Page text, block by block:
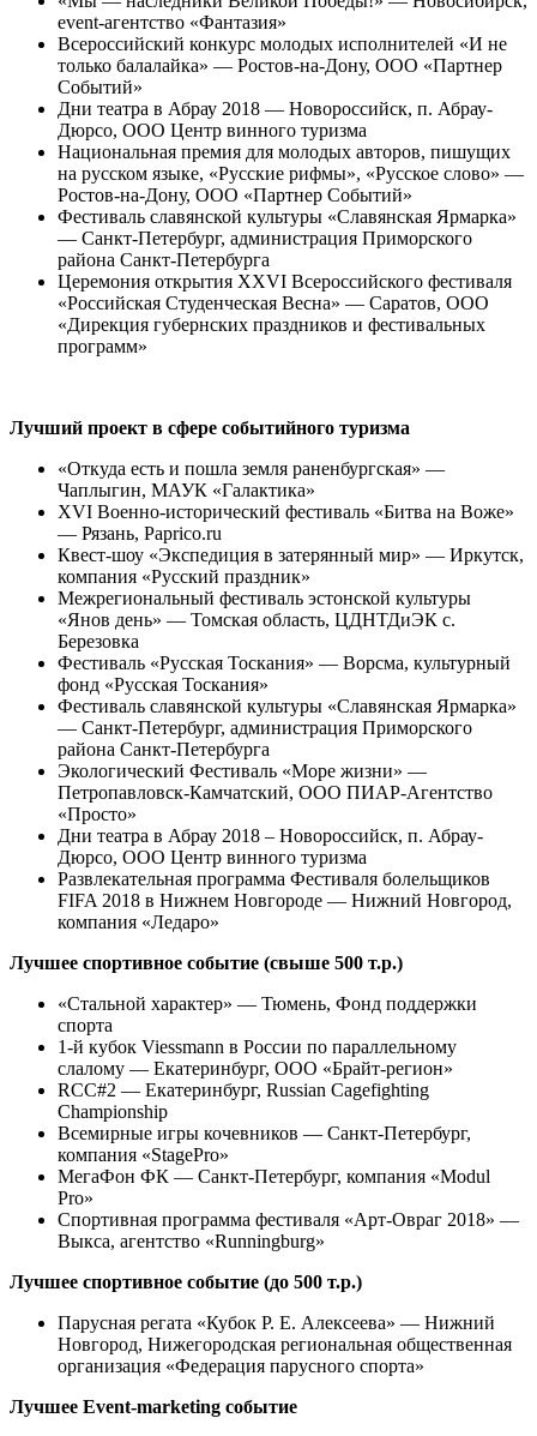
event-агентство «Фантазия»
Всероссийский конкурс молодых исполнителей «И не
только балалайка» — Ростов-на-Дону, ООО «Партнер
Событий»
Дни театра в Абрау 2018 — Новороссийск, п. Абрау-
Дюрсо, ООО Центр винного туризма
Национальная премия для молодых авторов, пишущих
на русском языке, «Русские рифмы», «Русское слово» —
Ростов-на-Дону, ООО «Партнер Событий»
Фестиваль славянской культуры «Славянская Ярмарка»
— Санкт-Петербург, администрация Приморского
района Санкт-Петербурга
Церемония открытия XXVI Всероссийского фестиваля
«Российская Студенческая Весна» — Саратов, ООО
«Дирекция губернских праздников и фестивальных
программ»
Лучший проект в сфере событийного туризма
«Откуда есть и пошла земля раненбургская» —
Чаплыгин, МАУК «Галактика»
XVI Военно-исторический фестиваль «Битва на Воже»
— Рязань, Paprico.ru
Квест-шоу «Экспедиция в затерянный мир» — Иркутск,
компания «Русский праздник»
Межрегиональный фестиваль эстонской культуры
«Янов день» — Томская область, ЦДНТДиЭК с.
Березовка
Фестиваль «Русская Тоскания» — Ворсма, культурный
фонд «Русская Тоскания»
Фестиваль славянской культуры «Славянская Ярмарка»
— Санкт-Петербург, администрация Приморского
района Санкт-Петербурга
Экологический Фестиваль «Море жизни» —
Петропавловск-Камчатский, ООО ПИАР-Агентство
«Просто»
Дни театра в Абрау 2018 – Новороссийск, п. Абрау-
Дюрсо, ООО Центр винного туризма
Развлекательная программа Фестиваля болельщиков
FIFA 2018 в Нижнем Новгороде — Нижний Новгород,
компания «Ледаро»
Лучшее спортивное событие (свыше 500 т.р.)
«Стальной характер» — Тюмень, Фонд поддержки
спорта
1-й кубок Viessmann в России по параллельному
слалому — Екатеринбург, ООО «Брайт-регион»
RCC#2 — Екатеринбург, Russian Cagefighting
Championship
Всемирные игры кочевников — Санкт-Петербург,
компания «StagePro»
МегаФон ФК — Санкт-Петербург, компания «Modul
Pro»
Спортивная программа фестиваля «Арт-Овраг 2018» —
Выкса, агентство «Runningburg»
Лучшее спортивное событие (до 500 т.р.)
Парусная регата «Кубок Р. Е. Алексеева» — Нижний
Новгород, Нижегородская региональная общественная
организация «Федерация парусного спорта»
Лучшее Event-marketing событие